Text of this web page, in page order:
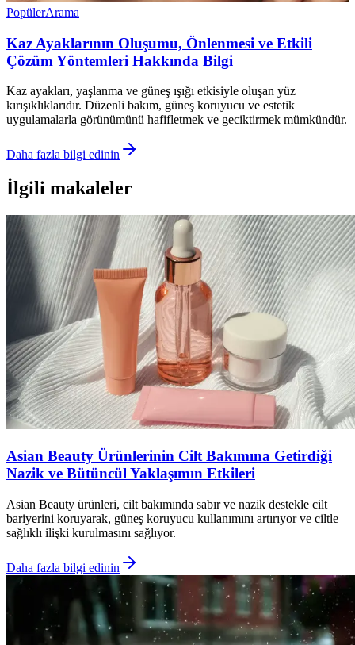
PopülerArama
Kaz Ayaklarının Oluşumu, Önlenmesi ve Etkili
Çözüm Yöntemleri Hakkında Bilgi
Kaz ayakları, yaşlanma ve güneş ışığı etkisiyle oluşan yüz
kırışıklıklarıdır. Düzenli bakım, güneş koruyucu ve estetik
uygulamalarla görünümünü hafifletmek ve geciktirmek mümkündür.
Daha fazla bilgi edinin
İlgili makaleler
Asian Beauty Ürünlerinin Cilt Bakımına Getirdiği
Nazik ve Bütüncül Yaklaşımın Etkileri
Asian Beauty ürünleri, cilt bakımında sabır ve nazik destekle cilt
bariyerini koruyarak, güneş koruyucu kullanımını artırıyor ve ciltle
sağlıklı ilişki kurulmasını sağlıyor.
Daha fazla bilgi edinin